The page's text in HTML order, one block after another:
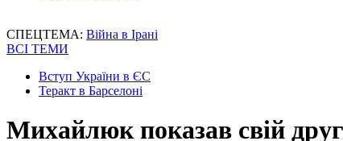
СПЕЦТЕМА: Війна в Ірані
ВСІ ТЕМИ
Вступ України в ЄС
Теракт в Барселоні
Михайлюк показав свій